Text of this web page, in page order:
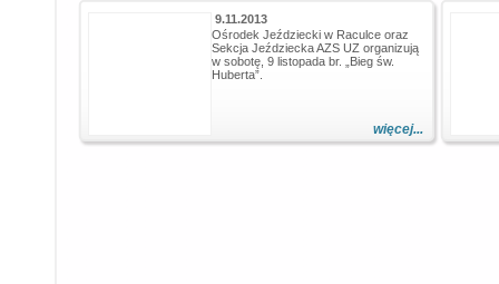
więcej...
9.11.2013
Ośrodek Jeździecki w Raculce oraz
Sekcja Jeździecka AZS UZ organizują
w sobotę, 9 listopada br. „Bieg św.
Huberta”.